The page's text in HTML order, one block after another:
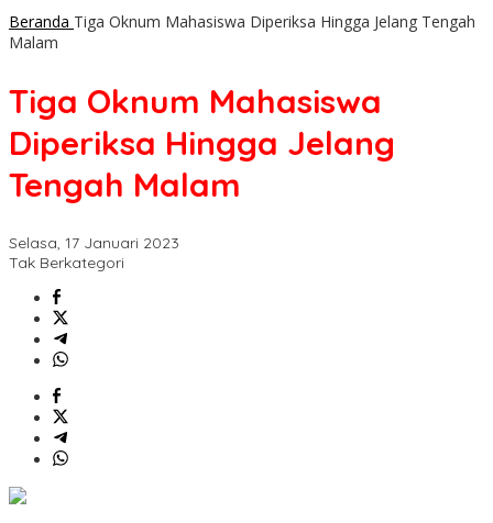
Beranda Tiga Oknum Mahasiswa Diperiksa Hingga Jelang Tengah
Malam
Tiga Oknum Mahasiswa
Diperiksa Hingga Jelang
Tengah Malam
Selasa, 17 Januari 2023
Tak Berkategori